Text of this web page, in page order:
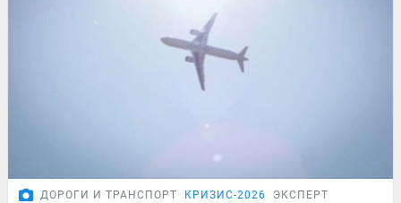
ДОРОГИ И ТРАНСПОРТ КРИЗИС-2026 ЭКСПЕРТ